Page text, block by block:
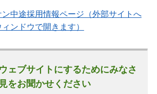
中途採用情報ページ（外部サイトへ
ンドウで開きます）
ェブサイトにするためにみなさ
をお聞かせください